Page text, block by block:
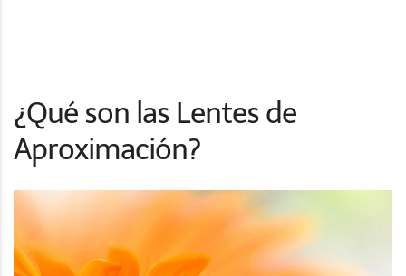
¿Qué son las Lentes de
Aproximación?